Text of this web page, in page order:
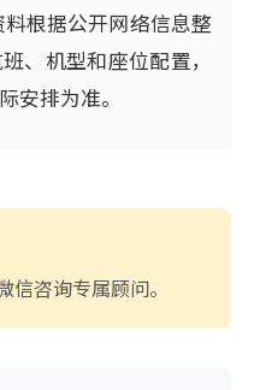
根据公开网络信息整
、机型和座位配置，
安排为准。
咨询专属顾问。